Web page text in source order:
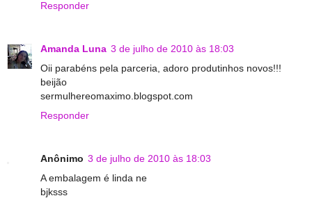
Responder
Amanda Luna 3 de julho de 2010 às 18:03
Oii parabéns pela parceria, adoro produtinhos novos!!!
beijão
sermulhereomaximo.blogspot.com
Responder
Anônimo 3 de julho de 2010 às 18:03
A embalagem é linda ne
bjksss